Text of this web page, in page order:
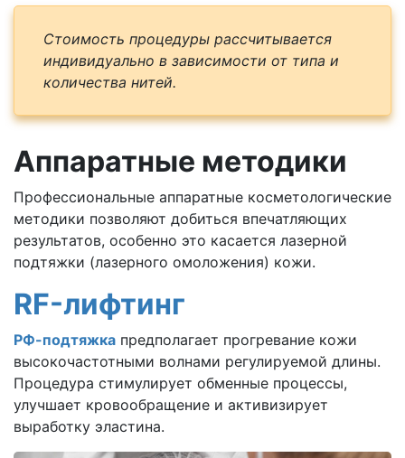
Стоимость процедуры рассчитывается
индивидуально в зависимости от типа и
количества нитей.
Аппаратные методики
Профессиональные аппаратные косметологические
методики позволяют добиться впечатляющих
результатов, особенно это касается лазерной
подтяжки (лазерного омоложения) кожи.
RF-лифтинг
РФ-подтяжка предполагает прогревание кожи
высокочастотными волнами регулируемой длины.
Процедура стимулирует обменные процессы,
улучшает кровообращение и активизирует
выработку эластина.